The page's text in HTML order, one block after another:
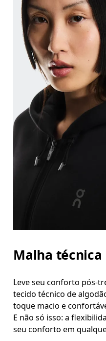
Busto
Meça a parte
Cintura
Meça ao redor da
Quadril
Meça ao redor
Malha técnica
Leve seu conforto pós-
tecido técnico de
toque macio e
E não só isso: a
seu conforto em